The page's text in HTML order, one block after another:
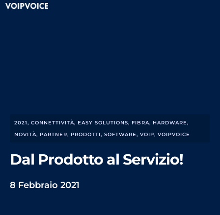
2021, CONNETTIVITÀ, EASY SOLUTIONS, FIBRA, HARDWARE,
NOVITÀ, PARTNER, PRODOTTI, SOFTWARE, VOIP, VOIPVOICE
Dal Prodotto al Servizio!
8 Febbraio 2021